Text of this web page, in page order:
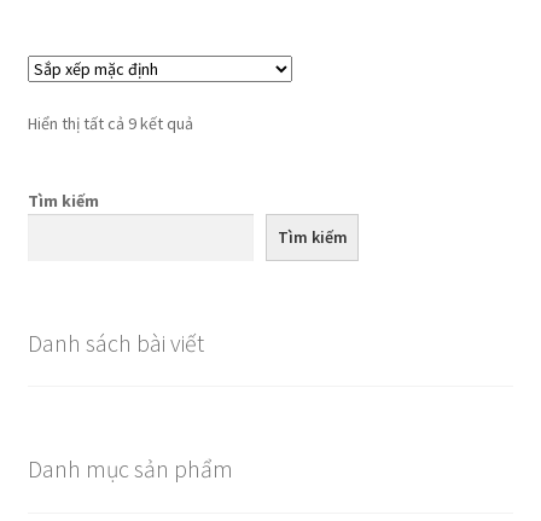
Hiển thị tất cả 9 kết quả
Tìm kiếm
Tìm kiếm
Danh sách bài viết
Danh mục sản phẩm